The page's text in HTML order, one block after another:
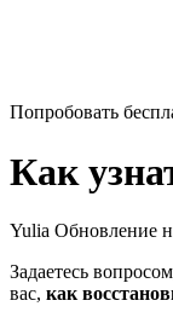
Попробовать
Как
Yulia Обновление
Задаетесь
вас, как